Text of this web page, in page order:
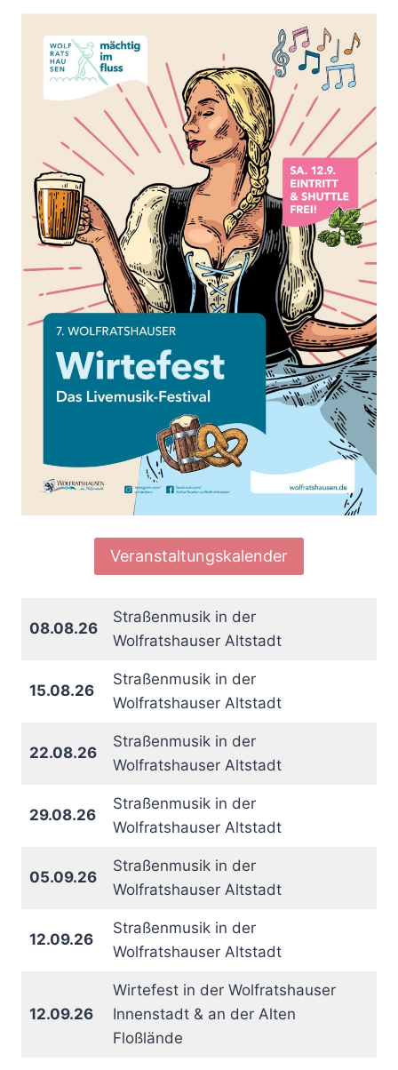
Veranstaltungskalender
08.08.26
Straßenmusik in der
Wolfratshauser Altstadt
15.08.26
Straßenmusik in der
Wolfratshauser Altstadt
22.08.26
Straßenmusik in der
Wolfratshauser Altstadt
29.08.26
Straßenmusik in der
Wolfratshauser Altstadt
05.09.26
Straßenmusik in der
Wolfratshauser Altstadt
12.09.26
Straßenmusik in der
Wolfratshauser Altstadt
12.09.26
Wirtefest in der Wolfratshauser
Innenstadt & an der Alten
Floßlände